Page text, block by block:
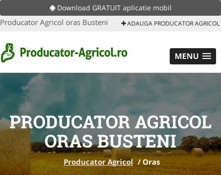
Download GRATUIT aplicatie mobil
Producator Agricol oras Busteni ADAUGA PRODUCATOR AGRICOL
MENU
PRODUCATOR AGRICOL
ORAS BUSTENI
Producator Agricol /Oras